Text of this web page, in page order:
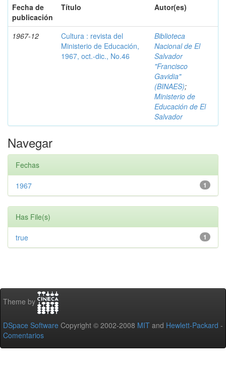
Fecha de
publicación
Título Autor(es)
1967-12
Cultura : revista del
Ministerio de Educación,
1967, oct.-dic., No.46
Biblioteca
Nacional de El
Salvador
"Francisco
Gavidia"
(BINAES);
Ministerio de
Educación de El
Salvador
Navegar
Fechas
1
1967
Has File(s)
1
true
Theme by
DSpace Software Copyright © 2002-2008 MIT and Hewlett-Packard -
Comentarios